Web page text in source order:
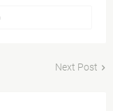
Next Post